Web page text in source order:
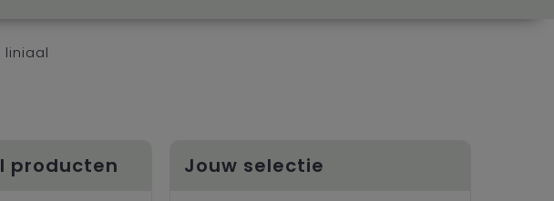
liniaal
producten Jouw selectie